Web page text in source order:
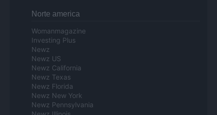
Norte america
Womanmagazine
Investing Plus
Newz
Newz US
Newz California
Newz Texas
Newz Florida
Newz New York
Newz Pennsylvania